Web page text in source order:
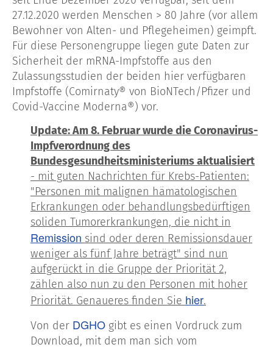
27.12.2020 werden Menschen > 80 Jahre (vor allem
Bewohner von Alten- und Pflegeheimen) geimpft.
Für diese Personengruppe liegen gute Daten zur
Sicherheit der mRNA-Impfstoffe aus den
Zulassungsstudien der beiden hier verfügbaren
Impfstoffe (Comirnaty® von BioNTech/Pfizer und
Covid-Vaccine Moderna®) vor.
Update: Am 8. Februar wurde die Coronavirus-
Impfverordnung des
Bundesgesundheitsministeriums aktualisiert
- mit guten Nachrichten für Krebs-Patienten:
"Personen mit malignen hämatologischen
Erkrankungen oder behandlungsbedürftigen
soliden Tumorerkrankungen, die nicht in
Remission sind oder deren Remissionsdauer
weniger als fünf Jahre beträgt" sind nun
aufgerückt in die Gruppe der Priorität 2,
zählen also nun zu den Personen mit hoher
Priorität. Genaueres finden Sie hier.
Von der DGHO gibt es einen Vordruck zum
Download, mit dem man sich vom